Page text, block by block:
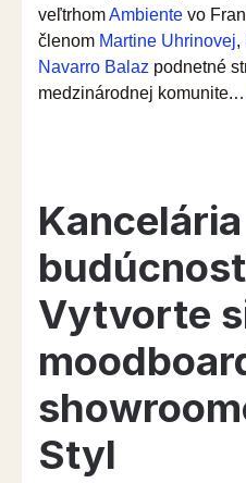
veľtrhomAmbiente vo
členom Martine Uhrinovej,
Navarro Balaz podnetné
medzinárodnej
Kancelária
Vytvorte
Styl